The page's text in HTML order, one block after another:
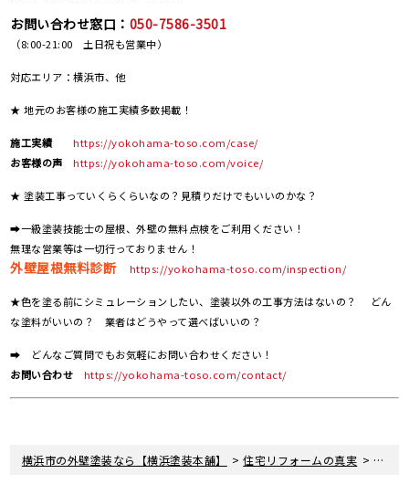
お問い合わせ窓口： 050-7586-3501
（8:00-21:00 土日祝も営業中）
対応エリア：横浜市、他
★ 地元のお客様の施工実績多数掲載！
施工実績
https://yokohama-toso.com/case/
お客様の声
https://yokohama-toso.com/voice/
★ 塗装工事っていくらくらいなの？見積りだけでもいいのかな？
➡一級塗装技能士の屋根、外壁の無料点検をご利用ください！
無理な営業等は一切行っておりません！
外壁屋根無料診断 https://yokohama-toso.com/inspection/
★色を塗る前にシミュレーションしたい、塗装以外の工事方法はないの？ どん
な塗料がいいの？ 業者はどうやって選べばいいの？
➡ どんなご質問でもお気軽にお問い合わせください！
お問い合わせ
https://yokohama-toso.com/contact/
横浜市の外壁塗装なら【横浜塗装本舗】 >住宅リフォームの真実 > 住宅